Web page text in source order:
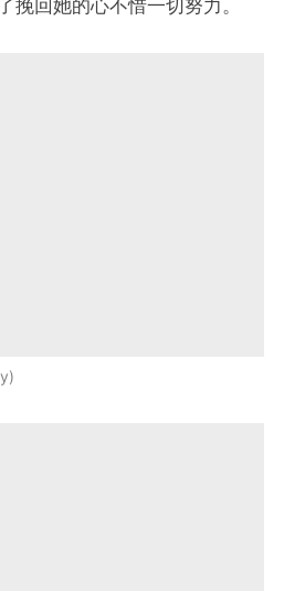
挽回她的心不惜一切努力。